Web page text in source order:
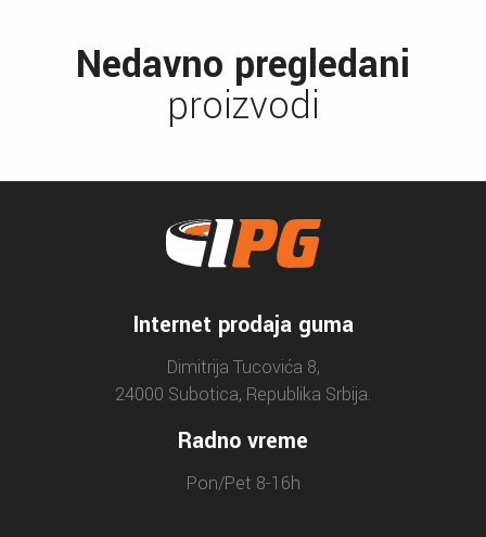
Nedavno pregledani
proizvodi
Internet prodaja guma
Dimitrija Tucovića 8,
24000 Subotica, Republika Srbija.
Radno vreme
Pon/Pet 8-16h